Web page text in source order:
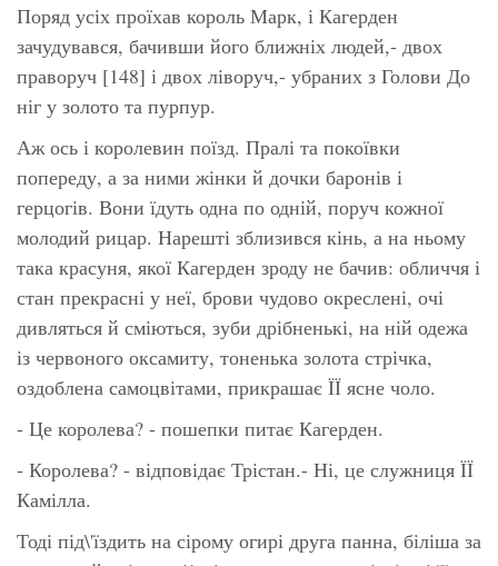
Поряд усіх проїхав король Марк, і Кагерден
зачудувався, бачивши його ближніх людей,- двох
праворуч [148] і двох ліворуч,- убраних з Голови До
ніг у золото та пурпур.
Аж ось і королевин поїзд. Пралі та покоївки
попереду, а за ними жінки й дочки баронів і
герцогів. Вони їдуть одна по одній, поруч кожної
молодий рицар. Нарешті зблизився кінь, а на ньому
така красуня, якої Кагерден зроду не бачив: обличчя і
стан прекрасні у неї, брови чудово окреслені, очі
дивляться й сміються, зуби дрібненькі, на ній одежа
із червоного оксамиту, тоненька золота стрічка,
оздоблена самоцвітами, прикрашає ЇЇ ясне чоло.
- Це королева? - пошепки питає Кагерден.
- Королева? - відповідає Трістан.- Ні, це служниця ЇЇ
Камілла.
Тоді під\'їздить на сірому огирі друга панна, біліша за